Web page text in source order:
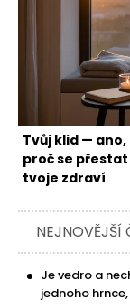
Tvůj klid —
proč se
tvoje zdraví
NEJNOVĚJŠÍ
Je vedro a
jednoho